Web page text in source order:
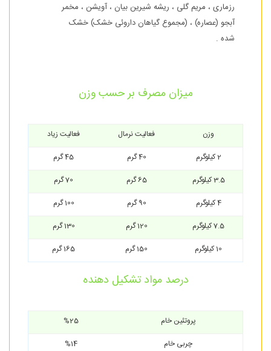
رزماری ، مریم گلی ، ریشه شیرین بیان ، آویشن ، مخمر
آبجو (عصاره) ، (مجموع گیاهان داروئی خشک) خشک
شده .
میزان مصرف بر حسب وزن
وزن فعالیت نرمال
فعالیت زیاد
2 کیلوگرم
40 گرم
45 گرم
3.5 کیلوگرم
65 گرم
70 گرم
4 کیلوگرم
90 گرم
100 گرم
7.5 کیلوگرم
120 گرم
130 گرم
10 کیلوگرم
150 گرم 165 گرم
درصد مواد تشکیل دهنده
پروتئین خام
%25
چربی خام
%14